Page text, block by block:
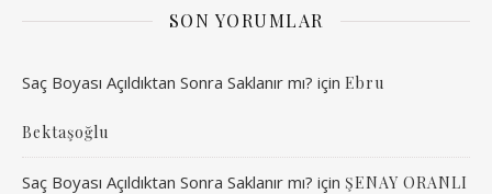
SON YORUMLAR
Saç Boyası Açıldıktan Sonra Saklanır mı? için Ebru
Bektaşoğlu
Saç Boyası Açıldıktan Sonra Saklanır mı? için ŞENAY ORANLI